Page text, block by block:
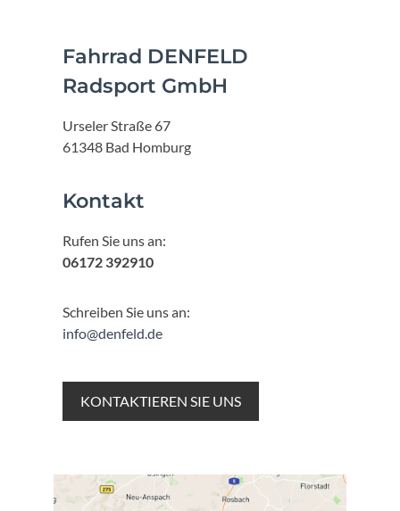
Fahrrad DENFELD
Radsport GmbH
Urseler Straße 67
61348 Bad Homburg
Kontakt
Rufen Sie uns an:
06172 392910
Schreiben Sie uns an:
info@denfeld.de
KONTAKTIEREN SIE UNS